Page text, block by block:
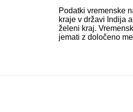
Podatki vremenske
kraje v državi Indija
želeni kraj.
jemati z določeno